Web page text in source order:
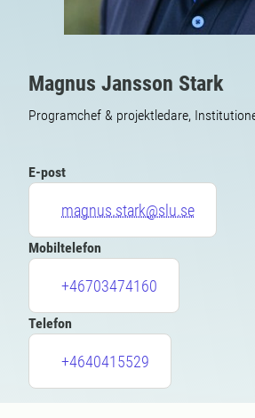
Magnus Jansson Stark
Programchef & projektledare,
E-post
magnus.stark@slu.se
Mobiltelefon
+46703474160
Telefon
+4640415529